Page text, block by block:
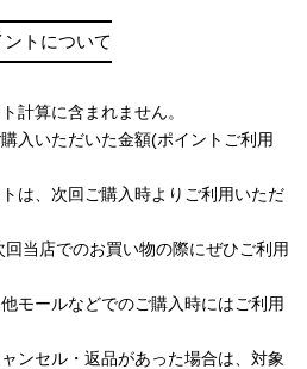
ントについて
計算に含まれません。
入いただいた金額(ポイントご利用
は、次回ご購入時よりご利用いただ
当店でのお買い物の際にぜひご利用
モールなどでのご購入時にはご利用
ンセル・返品があった場合は、対象